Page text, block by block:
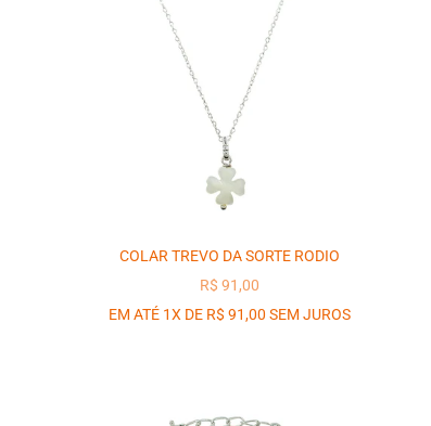
COLAR TREVO DA SORTE RODIO
PREÇO PROMOCIONAL
R$ 91,00
EM ATÉ 1X DE R$ 91,00 SEM JUROS